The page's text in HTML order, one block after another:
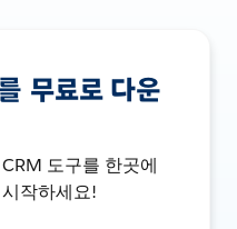
무료로 다운
도구를 한곳에
작하세요!